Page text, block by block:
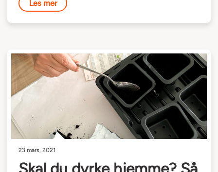
Les mer
23 mars, 2021